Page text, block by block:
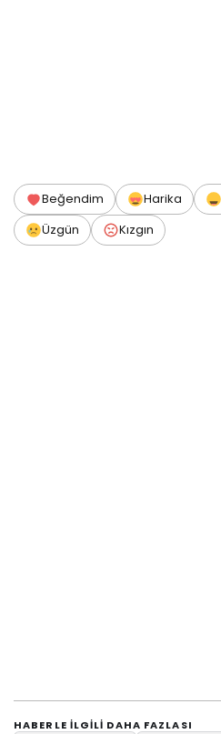
Beğendim Harika
Üzgün
Kızgın
HABERLE ILGILI DAHA FAZLASI